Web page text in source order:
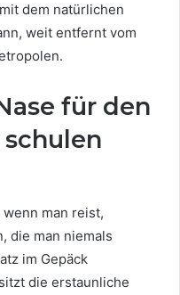
dem natürlichen
weit entfernt vom
für den
man reist,
die man niemals
im Gepäck
die erstaunliche